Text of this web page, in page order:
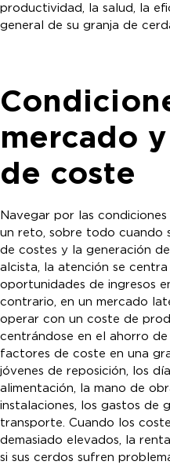
productividad, la salud, la
general de su granja de
mercado
de coste
Navegar por las
un reto, sobre todo cuando
de costes y la generación
alcista, la atención se centra
oportunidades de ingresos
contrario, en un mercado
operar con un coste de
centrándose en el ahorro
factores de coste en una
jóvenes de reposición, los
alimentación, la mano de
instalaciones, los gastos de
transporte. Cuando los
demasiado elevados, la
si sus cerdos sufren